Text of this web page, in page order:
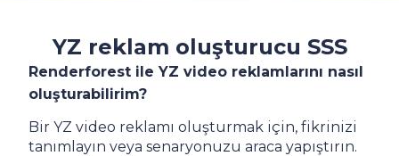
YZ reklam oluşturucu SSS
Renderforest ile YZ video reklamlarını nasıl
oluşturabilirim?
Bir YZ video reklamı oluşturmak için, fikrinizi
tanımlayın veya senaryonuzu araca yapıştırın.